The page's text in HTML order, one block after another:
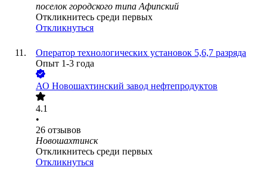
поселок городского типа Афипский
Откликнитесь среди первых
Откликнуться
Оператор технологических установок 5,6,7 разряда
Опыт 1-3 года
АО Новошахтинский завод нефтепродуктов
4.1
•
26 отзывов
Новошахтинск
Откликнитесь среди первых
Откликнуться